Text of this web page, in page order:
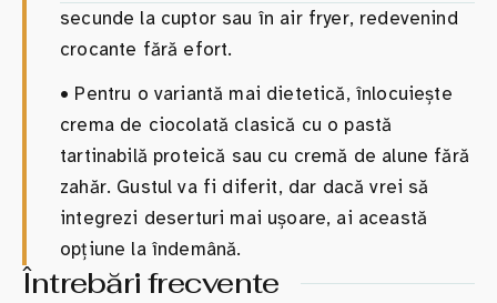
secunde la cuptor sau în air fryer, redevenind
crocante fără efort.
• Pentru o variantă mai dietetică, înlocuiește
crema de ciocolată clasică cu o pastă
tartinabilă proteică sau cu cremă de alune fără
zahăr. Gustul va fi diferit, dar dacă vrei să
integrezi deserturi mai ușoare, ai această
opțiune la îndemână.
Întrebări frecvente